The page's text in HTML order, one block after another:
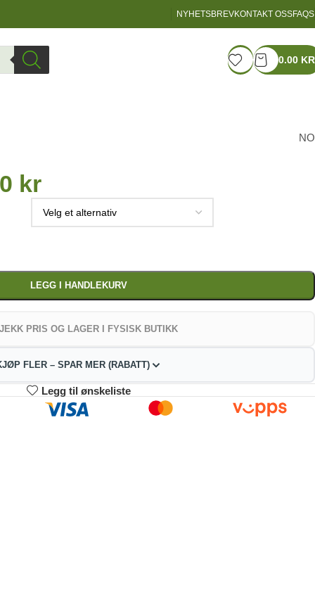
NYHETSBREVKONTAKT OSSFAQS
0.00 KR
NO
kr
LEGG I HANDLEKURV
PRIS OG LAGER I FYSISK BUTIKK
FLER – SPAR MER (RABATT)
3-4 5-9
kr
10+
343.07 kr
Legg til ønskeliste